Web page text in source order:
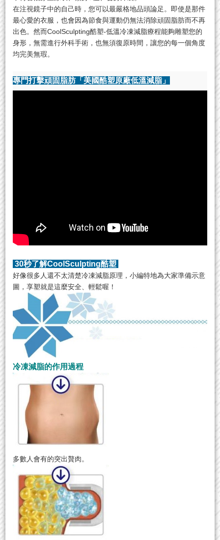
在注視鏡子中的自己時，您可以最嚴格地品頭論足。即使是那件
最心愛的衣服，也會因為節食與運動仍無法消除頑固脂肪而不再
出色。然而CoolSculpting酷塑-低溫冷凍減脂療程能夠雕塑您的
身形，無需進行外科手術，也無須復原時間，讓您的每一個角度
均完美無瑕。
專門打擊頑固脂肪「美國酷塑原廠低溫減脂」
30秒了解CoolSculpting酷塑
好像很多人還不太清楚冷凍減脂原理，小編特地為大家準備示意
圖，享塑就是這麼安全、輕鬆喔！
冷凍減脂的作用過程
多數人會有的突出贅肉。